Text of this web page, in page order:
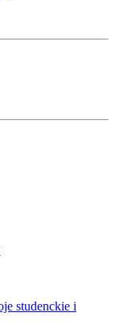
studenckie i